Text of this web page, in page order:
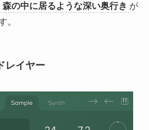
森の中に居るような深い奥行き が
。
レイヤー